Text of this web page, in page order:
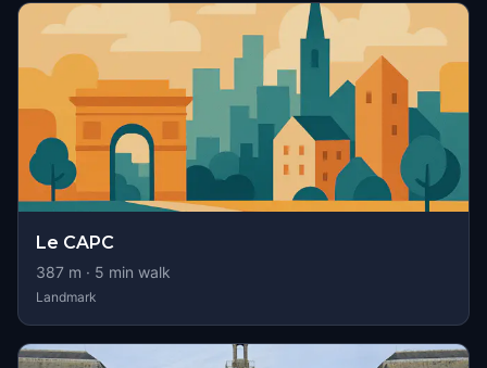
Le CAPC
387 m · 5 min walk
Landmark